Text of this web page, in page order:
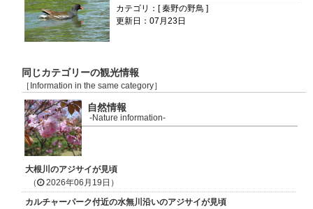
カテゴリ：[ 秦野の野鳥 ]
更新日：07月23日
同じカテゴリーの観光情報
［Information in the same category］
自然情報
-Nature information-
大根川のアジサイが見頃
（
2026年06月19日）
カルチャーパーク付近の水無川沿いのアジサイが見頃